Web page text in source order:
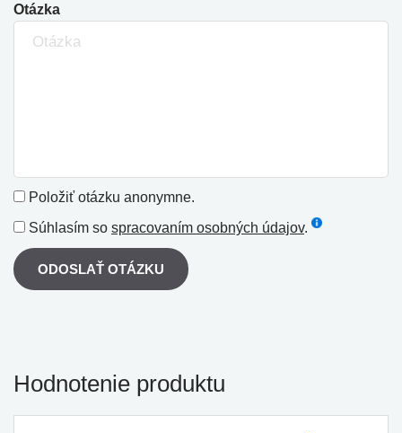
Otázka
Položiť otázku anonymne.
Súhlasím so spracovaním osobných údajov.
ODOSLAŤ OTÁZKU
Hodnotenie produktu